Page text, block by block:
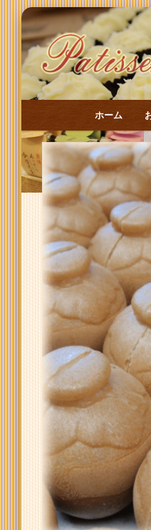
メインメニュー
メインコ
サブコン
ホーム